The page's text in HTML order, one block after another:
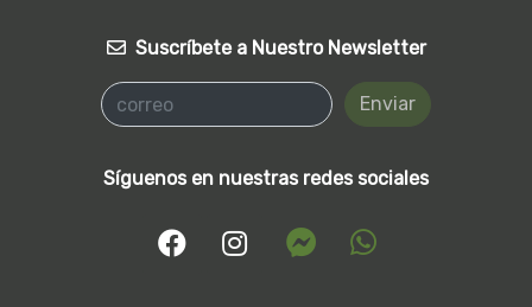
Suscríbete a Nuestro Newsletter
Enviar
Síguenos en nuestras redes sociales